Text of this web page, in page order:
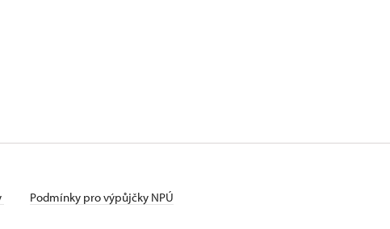
Podmínky pro výpůjčky NPÚ